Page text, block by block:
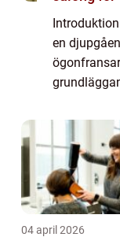
en
kommer vi
serum som
04 april 2026